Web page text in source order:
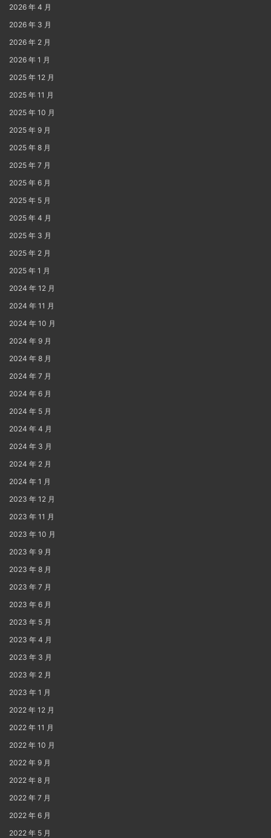
2026 年 4 月
2026 年 3 月
2026 年 2 月
2026 年 1 月
2025 年 12 月
2025 年 11 月
2025 年 10 月
2025 年 9 月
2025 年 8 月
2025 年 7 月
2025 年 6 月
2025 年 5 月
2025 年 4 月
2025 年 3 月
2025 年 2 月
2025 年 1 月
2024 年 12 月
2024 年 11 月
2024 年 10 月
2024 年 9 月
2024 年 8 月
2024 年 7 月
2024 年 6 月
2024 年 5 月
2024 年 4 月
2024 年 3 月
2024 年 2 月
2024 年 1 月
2023 年 12 月
2023 年 11 月
2023 年 10 月
2023 年 9 月
2023 年 8 月
2023 年 7 月
2023 年 6 月
2023 年 5 月
2023 年 4 月
2023 年 3 月
2023 年 2 月
2023 年 1 月
2022 年 12 月
2022 年 11 月
2022 年 10 月
2022 年 9 月
2022 年 8 月
2022 年 7 月
2022 年 6 月
2022 年 5 月